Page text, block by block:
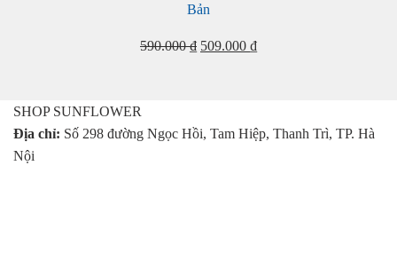
Bản
590.000₫ Giá
509.000 ₫Giá
509.000 ₫.
SHOP SUNFLOWER
Địa chỉ: Số 298 đường Ngọc Hồi, Tam Hiệp, Thanh Trì, TP. Hà
Nội